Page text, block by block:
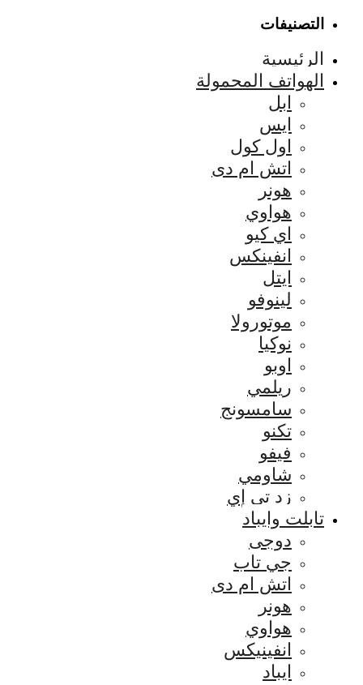
التصنيفات
الرئيسية
الهواتف المحمولة
ابل
ايس
اول كول
اتش ام دى
هونر
هواوي
اي كيو
انفينكس
ايتل
لينوفو
موتورولا
نوكيا
اوبو
ريلمي
سامسونج
تكنو
فيفو
شاومي
زد تي إي
تابلت وايباد
دوجى
جي تاب
اتش ام دى
هونر
هواوي
انفينيكس
ايباد